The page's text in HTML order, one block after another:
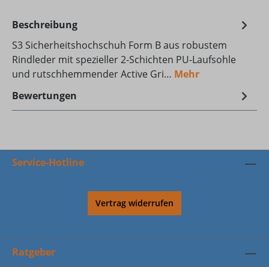
Beschreibung
S3 Sicherheitshochschuh Form B aus robustem
Rindleder mit spezieller 2-Schichten PU-Laufsohle
und rutschhemmender Active Gri… Mehr
Bewertungen
Service-Hotline
Vertrag widerrufen
Ratgeber